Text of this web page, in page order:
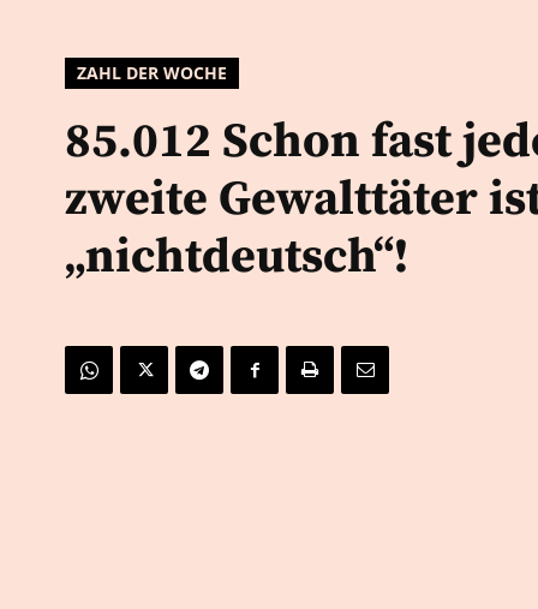
ZAHL DER WOCHE
85.012 Schon fast
zweite Gewalttäter
„nichtdeutsch“!